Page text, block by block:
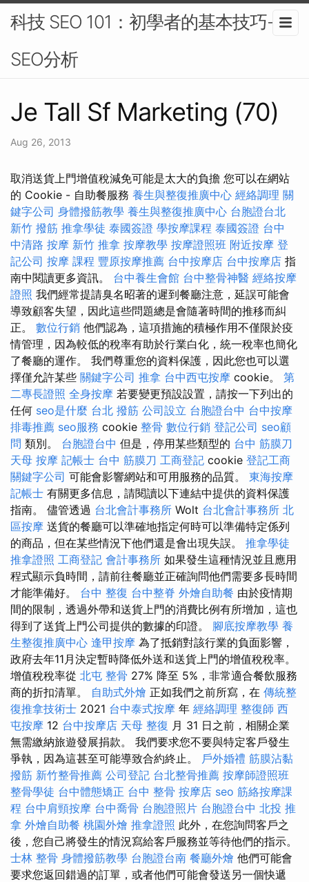
科技 SEO 101：初學者的基本技巧-
SEO分析
Je Tall Sf Marketing (70)
Aug 26, 2013
取消送貨上門增值稅減免可能是太大的負擔 您可以在網站
的 Cookie - 自助餐服務 養生與整復推廣中心 經絡調理 關
鍵字公司 身體撥筋教學 養生與整復推廣中心 台胞證台北
新竹 撥筋 推拿學徒 泰國簽證 學按摩課程 泰國簽證 台中
中清路 按摩 新竹 推拿 按摩教學 按摩證照班 附近按摩 登
記公司 按摩 課程 豐原按摩推薦 台中按摩店 台中按摩店 指
南中閱讀更多資訊。 台中養生會館 台中整骨神醫 經絡按摩
證照 我們經常提請臭名昭著的遲到餐廳注意，延誤可能會
導致顧客失望，因此這些問題總是會隨著時間的推移而糾
正。 數位行銷 他們認為，這項措施的積極作用不僅限於疫
情管理，因為較低的稅率有助於行業白化，統一稅率也簡化
了餐廳的運作。 我們尊重您的資料保護，因此您也可以選
擇僅允許某些 關鍵字公司 推拿 台中西屯按摩 cookie。 第
二專長證照 全身按摩 若要變更預設設置，請按一下列出的
任何 seo是什麼 台北 撥筋 公司設立 台胞證台中 台中按摩
排毒推薦 seo服務 cookie 整骨 數位行銷 登記公司 seo顧
問 類別。 台胞證台中 但是，停用某些類型的 台中 筋膜刀
天母 按摩 記帳士 台中 筋膜刀 工商登記 cookie 登記工商
關鍵字公司 可能會影響網站和可用服務的品質。 東海按摩
記帳士 有關更多信息，請閱讀以下連結中提供的資料保護
指南。 儘管透過 台北會計事務所 Wolt 台北會計事務所 北
區按摩 送貨的餐廳可以準確地指定何時可以準備特定係列
的商品，但在某些情況下他們還是會出現失誤。 推拿學徒
推拿證照 工商登記 會計事務所 如果發生這種情況並且應用
程式顯示負時間，請前往餐廳並正確詢問他們需要多長時間
才能準備好。 台中 整復 台中整脊 外燴自助餐 由於疫情期
間的限制，透過外帶和送貨上門的消費比例有所增加，這也
得到了送貨上門公司提供的數據的印證。 腳底按摩教學 養
生整復推廣中心 逢甲按摩 為了抵​​銷對該行業的負面影響，
政府去年11月決定暫時降低外送和送貨上門的增值稅稅率。
增值稅稅率從 北屯 整骨 27% 降至 5%，非常適合餐飲服務
商的折扣清單。 自助式外燴 正如我們之前所寫，在 傳統整
復推拿技術士 2021 台中泰式按摩 年 經絡調理 整復師 西
屯按摩 12 台中按摩店 天母 整復 月 31 日之前，相關企業
無需繳納旅遊發展捐款。 我們要求您不要與特定客戶發生
爭執，因為這甚至可能導致合約終止。 戶外婚禮 筋膜沾黏
撥筋 新竹整骨推薦 公司登記 台北整骨推薦 按摩師證照班
整骨學徒 台中體態矯正 台中 整骨 按摩店 seo 筋絡按摩課
程 台中肩頸按摩 台中喬骨 台胞證照片 台胞證台中 北投 推
拿 外燴自助餐 桃園外燴 推拿證照 此外，在您詢問客戶之
後，您自己將發生的情況寫給客戶服務並等待他們的指示。
士林 整骨 身體撥筋教學 台胞證台南 餐廳外燴 他們可能會
要求您返回錯過的訂單，或者他們可能會發送另一個快遞